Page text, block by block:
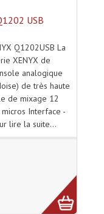
USB
Q1202USB La
XENYX de
analogique
de très haute
de mixage 12
Interface -
lire la suite...